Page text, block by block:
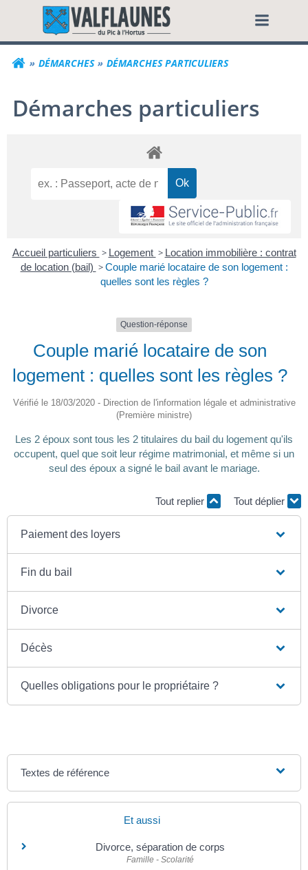
contenuCommune de
DÉMARCHES DÉMARCHES PARTICULIERS
Démarches particuliers
Accueil particuliers > Logement > Location immobilière : contrat
de location (bail) > Couple marié locataire de son logement :
quelles sont les règles ?
Question-réponse
Couple marié locataire de son
logement : quelles sont les règles ?
Vérifié le 18/03/2020 - Direction de l'information légale et administrative
(Première ministre)
Les 2 époux sont tous les 2 titulaires du bail du logement qu'ils
occupent, quel que soit leur régime matrimonial, et même si un
seul des époux a signé le bail avant le mariage.
Tout replier Tout déplier
Paiement des loyers
Fin du bail
Divorce
Décès
Quelles obligations pour le propriétaire ?
Textes de référence
Et aussi
Divorce, séparation de corps
Famille - Scolarité